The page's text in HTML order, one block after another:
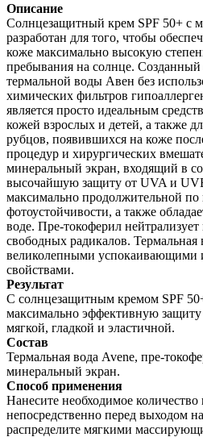
Описание
Солнцезащитный крем SPF 50+ с
разработан для того, чтобы
коже максимально высокую
пребывания на солнце. Созданный
термальной воды Авен без
химических фильтров
является просто идеальным
кожей взрослых и детей, а также
рубцов, появившихся на коже
процедур и хирургических
минеральный экран, входящий в
высочайшую защиту от UVA и UVB
максимально продолжительной по
фотоустойчивости, а также
воде. Пре-токоферил
свободных радикалов. Термальная
великолепными
свойствами.
Результат
С солнцезащитным кремом SPF
максимально эффективную защиту
мягкой, гладкой и эластичной.
Состав
Термальная вода Avene, пре-
минеральный экран.
Способ применения
Нанесите необходимое
непосредственно перед выходом
распределите мягкими